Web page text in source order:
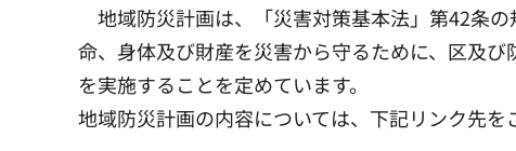
地域防災計画は、「災害対策基本法」第42条
命、身体及び財産を災害から守るために、区及
を実施することを定めています。
地域防災計画の内容については、下記リンク先を